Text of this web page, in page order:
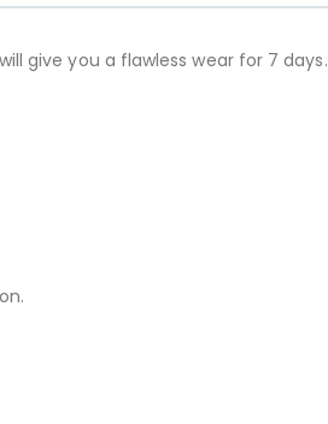
give you a flawless wear for 7